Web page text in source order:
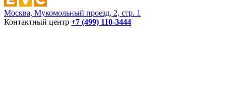
Москва, Мукомольный проезд, 2, стр. 1
Контактный центр +7 (499) 110-3444